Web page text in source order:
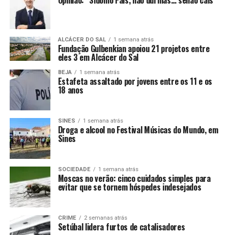
ALCÁCER DO SAL 1 semana atrás
Fundação Gulbenkian apoiou 21 projetos entre
eles 3 em Alcácer do Sal
BEJA 1 semana atrás
Estafeta assaltado por jovens entre os 11 e os
18 anos
SINES 1 semana atrás
Droga e alcool no Festival Músicas do Mundo, em
Sines
SOCIEDADE 1 semana atrás
Moscas no verão: cinco cuidados simples para
evitar que se tornem hóspedes indesejados
CRIME 2 semanas atrás
Setúbal lidera furtos de catalisadores